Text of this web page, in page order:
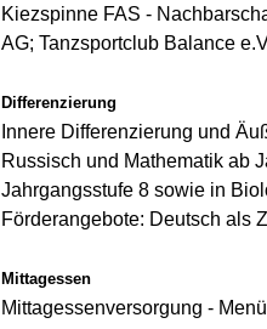
Kiezspinne FAS -
AG; Tanzsportclub Balance
Differenzierung
Innere Differenzierung und
Russisch und Mathematik ab
Jahrgangsstufe 8 sowie in
Förderangebote: Deutsch als
Mittagessen
Mittagessenversorgung -